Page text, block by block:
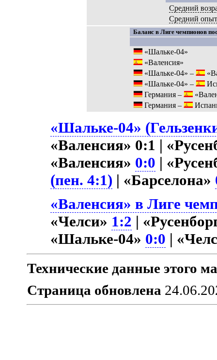
Средний
Средний
Баланс в Лиге чемпионов
«Шальке-04»
«Валенсия»
«Шальке-04» –
«Шальке-04» –
Германия –
Германия –
«Шальке-04»
«Валенсия» 0:1 |
«Валенсия» 0:0 |
(пен. 4:1) | «Барселона»
«Валенсия» в Лиге
«Челси» 1:2 |
«Шальке-04» 0:0 |
Технические данные этого
Страница обновлена